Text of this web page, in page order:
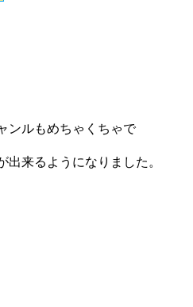
ンルもめちゃくちゃで
来るようになりました。